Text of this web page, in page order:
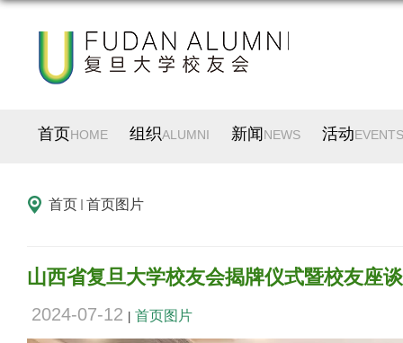
首页HOME 组织ALUMNI 新闻 NEWS 活动EVENTS
首页 首页图片
山西省复旦大学校友会揭牌仪式暨校友座
2024-07-12 首页图片